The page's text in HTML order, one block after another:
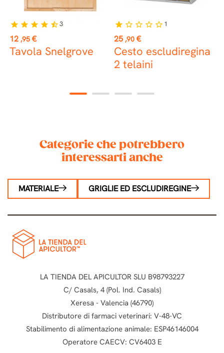
Prezzo
12 ,95 €
Tavola Snelgrove
star star star star star_half3
Prezzo
25 ,90 €
Cesto escludiregina
2 telaini
star star_border star_border star_border star_border 1
1 2 3 4
Categorie che potrebbero
interessarti anche
MATERIALE GRIGLIE ED ESCLUDIREGINE
LA TIENDA DEL APICULTOR SLU B98793227
C/ Casals, 4 (Pol. Ind. Casals)
Xeresa - Valencia (46790)
Distributore di farmaci veterinari: V-48-VC
Stabilimento di alimentazione animale: ESP46146004
Operatore CAECV: CV6403 E